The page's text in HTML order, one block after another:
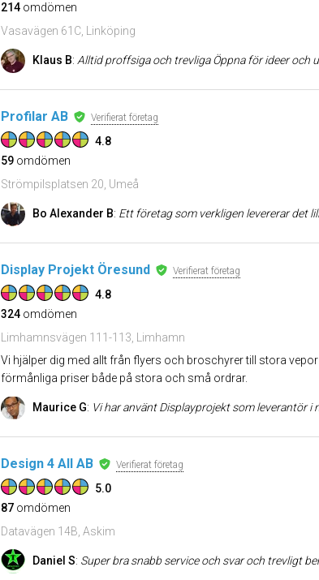
214 omdömen
Vasavägen 61C, Linköping
Klaus B: Alltid proffsiga och trevliga Öppna för ideer och
Profilar AB Verifierat företag
4.8
59 omdömen
Strömpilsplatsen 20, Umeå
Bo Alexander B: Ett företag som verkligen levererar det lilla extra.
Display Projekt Öresund Verifierat företag
4.8
324 omdömen
Limhamnsvägen 111-113, Limhamn
Vi hjälper dig med allt från flyers och broschyrer till stora
förmånliga priser både på stora och små ordrar.
Maurice G: Vi har använt Displayprojekt som leverantör i många
Design 4 All AB Verifierat företag
5.0
87 omdömen
Datavägen 14B, Askim
Daniel S: Super bra snabb service och svar och trevligt